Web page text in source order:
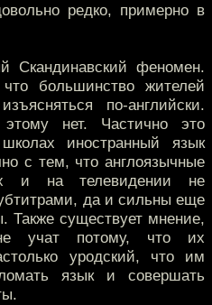
редко, примерно в
Скандинавский феномен.
большинство жителей
по-английски.
нет. Частично это
иностранный язык
с тем, что англоязычные
и на телевидении не
да и сильны еще
Также существует мнение,
учат потому, что их
уродский, что им
язык и совершать